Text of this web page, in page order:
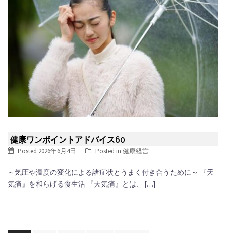
健康ワンポイントアドバイス60
Posted 2026年6月4日 Posted in 健康経営
～気圧や温度の変化による諸症状とうまく付き合うために～ 『天
気痛』を和らげる食生活 『天気痛』とは、 […]